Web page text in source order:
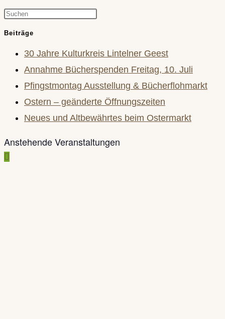
Press
the
Beiträge
30 Jahre Kulturkreis Lintelner Geest
Annahme Bücherspenden Freitag, 10. Juli
Pfingstmontag Ausstellung & Bücherflohmarkt
Ostern – geänderte Öffnungszeiten
Neues und Altbewährtes beim Ostermarkt
Anstehende Veranstaltungen